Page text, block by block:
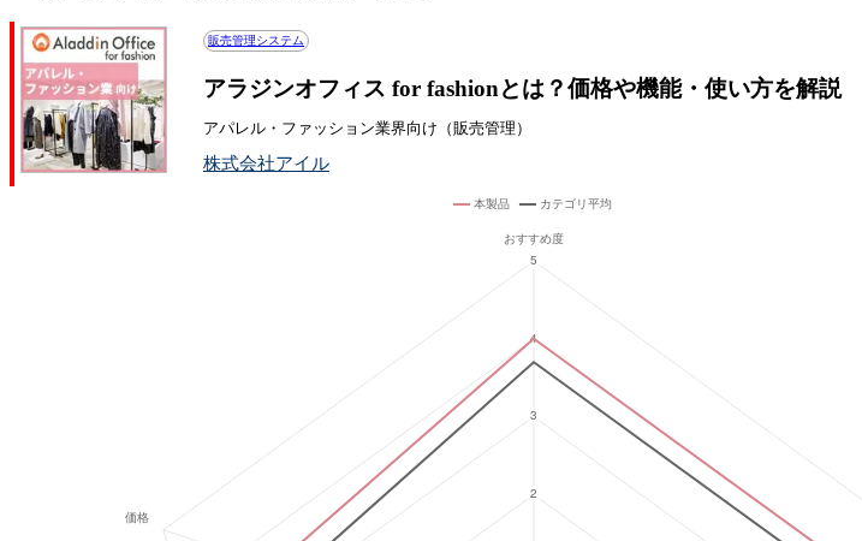
販売管理システム
アラジンオフィス for fashionとは？価格や機能・使い方を解説
アパレル・ファッション業界向け（販売管理）
株式会社アイル